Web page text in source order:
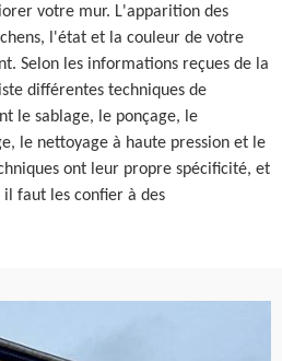
votre mur. L'apparition des
l'état et la couleur de votre
Selon les informations reçues de la
différentes techniques de
le sablage, le ponçage, le
le nettoyage à haute pression et le
ont leur propre spécificité, et
faut les confier à des